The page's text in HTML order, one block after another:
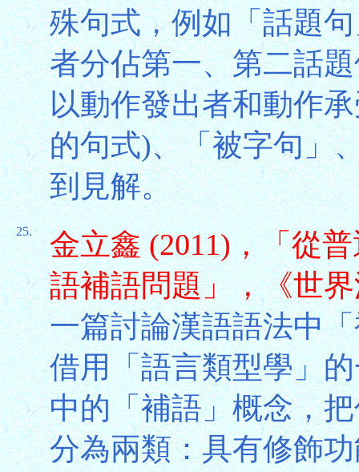
殊句式，例如「話題
者分佔第一、第二話
以動作發出者和動作
的句式)、「被字句」
到見解。
25.
金立鑫 (2011)，「從
語補語問題」，《世
一篇討論漢語語法中
借用「語言類型學」
中的「補語」概念，
分為兩類：具有修飾